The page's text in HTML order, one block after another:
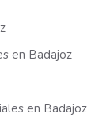
en Badajoz
en Badajoz